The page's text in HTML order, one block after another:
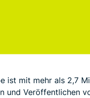
ist mit mehr als 2,7
und Veröffentlichen